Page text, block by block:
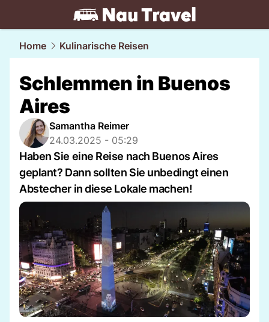
travel.NAU.ch
Home Kulinarische Reisen
Schlemmen in Buenos
Aires
Samantha Reimer
24.03.2025 - 05:29
Haben Sie eine Reise nach Buenos Aires
geplant? Dann sollten Sie unbedingt einen
Abstecher in diese Lokale machen!